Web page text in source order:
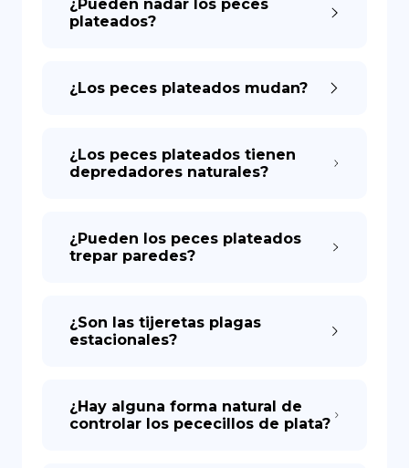
¿Pueden nadar los peces
plateados?
¿Los peces plateados mudan?
¿Los peces plateados tienen
depredadores naturales?
¿Pueden los peces plateados
trepar paredes?
¿Son las tijeretas plagas
estacionales?
¿Hay alguna forma natural de
controlar los pececillos de plata?